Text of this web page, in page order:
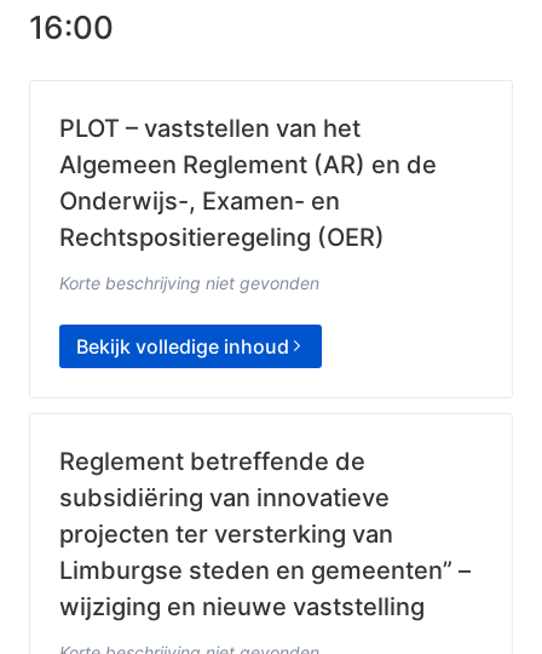
16:00
PLOT – vaststellen van het
Algemeen Reglement (AR) en de
Onderwijs-, Examen- en
Rechtspositieregeling (OER)
Korte beschrijving niet gevonden
Bekijk volledige inhoud
Reglement betreffende de
subsidiëring van innovatieve
projecten ter versterking van
Limburgse steden en gemeenten” –
wijziging en nieuwe vaststelling